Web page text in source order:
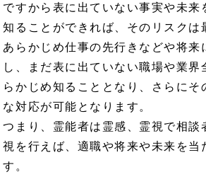
ですから表に出ていない事実や未来
知ることができれば、そのリスクは
あらかじめ仕事の先行きなどや将来
し、まだ表に出ていない職場や業界
らかじめ知ることとなり、さらにそ
な対応が可能となります。
つまり、霊能者は霊感、霊視で相談
視を行えば、適職や将来や未来を当
す。